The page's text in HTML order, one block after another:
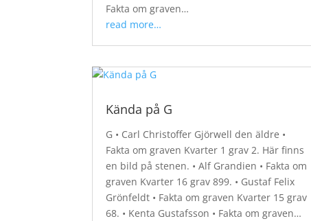
Fakta om graven…
read more…
Kända på G
G • Carl Christoffer Gjörwell den äldre •
Fakta om graven Kvarter 1 grav 2. Här finns
en bild på stenen. • Alf Grandien • Fakta om
graven Kvarter 16 grav 899. • Gustaf Felix
Grönfeldt • Fakta om graven Kvarter 15 grav
68. • Kenta Gustafsson • Fakta om graven…